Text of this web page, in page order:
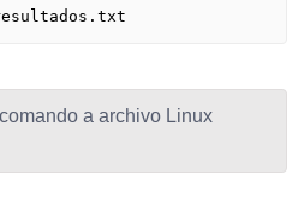
a archivo Linux